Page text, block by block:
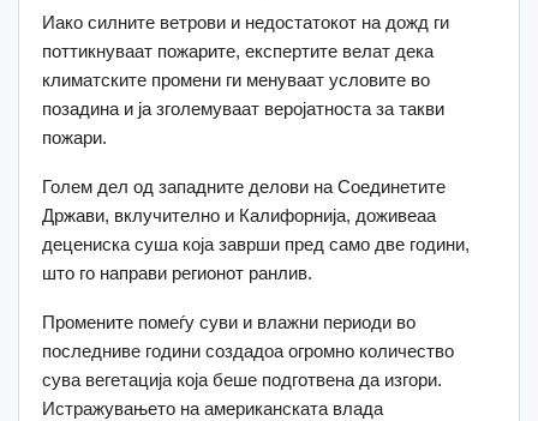
Иако силните ветрови и недостатокот на дожд ги
поттикнуваат пожарите, експертите велат дека
климатските промени ги менуваат условите во
позадина и ја зголемуваат веројатноста за такви
пожари.
Голем дел од западните делови на Соединетите
Држави, вклучително и Калифорнија, доживеаа
децениска суша која заврши пред само две години,
што го направи регионот ранлив.
Промените помеѓу суви и влажни периоди во
последниве години создадоа огромно количество
сува вегетација која беше подготвена да изгори.
Истражувањето на американската влада